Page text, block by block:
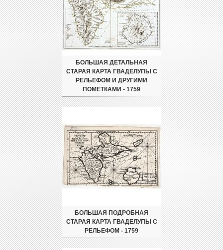
БОЛЬШАЯ ДЕТАЛЬНАЯ
СТАРАЯ КАРТА ГВАДЕЛУПЫ С
РЕЛЬЕФОМ И ДРУГИМИ
ПОМЕТКАМИ - 1759
БОЛЬШАЯ ПОДРОБНАЯ
СТАРАЯ КАРТА ГВАДЕЛУПЫ С
РЕЛЬЕФОМ - 1759